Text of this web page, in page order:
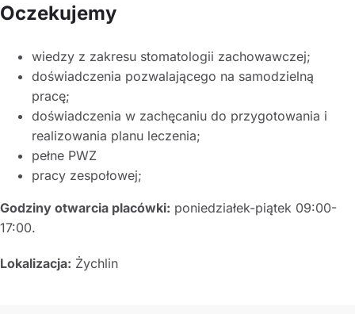
Oczekujemy
wiedzy z zakresu stomatologii zachowawczej;
doświadczenia pozwalającego na samodzielną
pracę;
doświadczenia w zachęcaniu do przygotowania i
realizowania planu leczenia;
pełne PWZ
pracy zespołowej;
Godziny otwarcia placówki: poniedziałek-piątek 09:00-
17:00.
Lokalizacja: Żychlin